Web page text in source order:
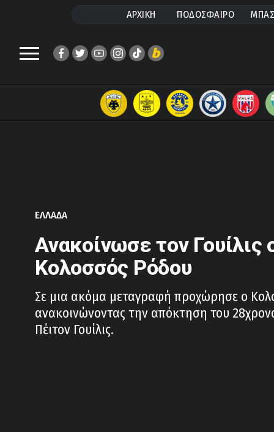
ΑΡΧΙΚΗ ΠΟΔΟΣΦΑΙΡΟ
ΕΛΛΑΔΑ
Ανακοίνωσε τον Γουίλις
Κολοσσός Ρόδου
Σε μια ακόμα μεταγραφή προχώρησε ο
ανακοινώνοντας την απόκτηση του
Πέιτον Γουίλις.